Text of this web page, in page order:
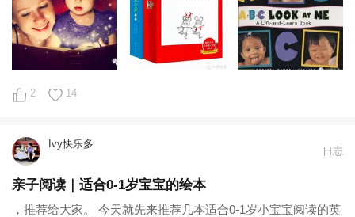
2 14
Ivy快乐多
日志
亲子阅读｜适合0-1岁宝宝的绘本
，推荐给大家。 今天就先来推荐几本适合0-1岁小宝宝阅读的英